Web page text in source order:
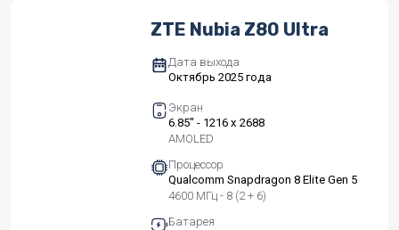
ZTE Nubia Z80 Ultra
Дата выхода
Октябрь 2025 года
Экран
6.85" - 1216 x 2688
AMOLED
Процессор
Qualcomm Snapdragon 8 Elite Gen 5
4600 МГц - 8 (2 + 6)
Батарея